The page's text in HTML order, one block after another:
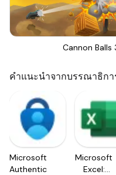
Cannon Balls
คำแนะนำจากบรรณาธิกา
Microsoft
Authenticator
Microsoft
Excel: